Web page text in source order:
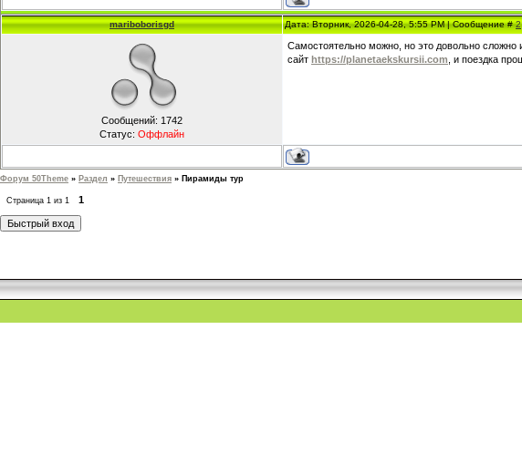
mariboborisgd Дата: Вторник, 2026-04-28, 5:55 PM | Сообщение #2
Сообщений: 1742
Статус: Оффлайн
Самостоятельно можно, но это довольно сложно
сайт https://planetaekskursii.com , и поездка
Форум 50Theme » Раздел » Путешествия » Пирамиды тур
Страница 1 из 1
1